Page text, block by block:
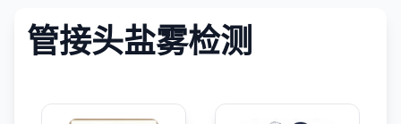
管接头盐雾检测